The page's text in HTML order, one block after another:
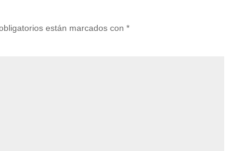
están marcados con*